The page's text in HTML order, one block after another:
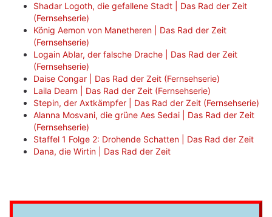
Shadar Logoth, die gefallene Stadt | Das Rad der Zeit
(Fernsehserie)
König Aemon von Manetheren | Das Rad der Zeit
(Fernsehserie)
Logain Ablar, der falsche Drache | Das Rad der Zeit
(Fernsehserie)
Daise Congar | Das Rad der Zeit (Fernsehserie)
Laila Dearn | Das Rad der Zeit (Fernsehserie)
Stepin, der Axtkämpfer | Das Rad der Zeit (Fernsehserie)
Alanna Mosvani, die grüne Aes Sedai | Das Rad der Zeit
(Fernsehserie)
Staffel 1 Folge 2: Drohende Schatten | Das Rad der Zeit
Dana, die Wirtin | Das Rad der Zeit